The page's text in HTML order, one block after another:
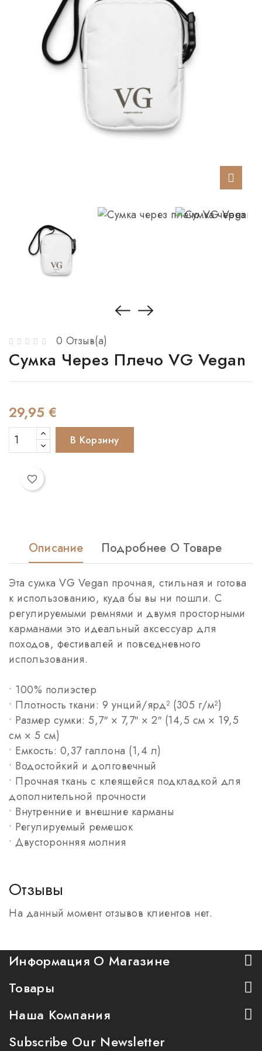
0 Отзыв(а)
Сумка Через Плечо VG Vegan
29,95 €
В Корзину
favorite_border
Описание Подробнее О Товаре
Эта сумка VG Vegan прочная, стильная и готова
к использованию, куда бы вы ни пошли. С
регулируемыми ремнями и двумя просторными
карманами это идеальный аксессуар для
походов, фестивалей и повседневного
использования.
• 100% полиэстер
• Плотность ткани: 9 унций/ярд² (305 г/м²)
• Размер сумки: 5,7″ × 7,7″ × 2″ (14,5 см × 19,5
см × 5 см)
• Емкость: 0,37 галлона (1,4 л)
• Водостойкий и долговечный
• Прочная ткань с клеящейся подкладкой для
дополнительной прочности
• Внутренние и внешние карманы
• Регулируемый ремешок
• Двусторонняя молния
Отзывы
На данный момент отзывов клиентов нет.
Информация О Магазине
Товары
Наша Компания
Subscribe Our Newsletter